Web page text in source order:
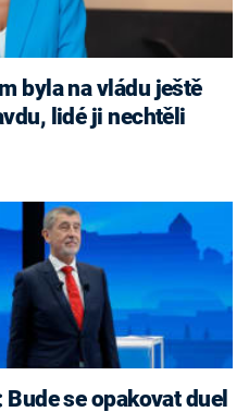
byla na vládu ještě
lidé ji nechtěli